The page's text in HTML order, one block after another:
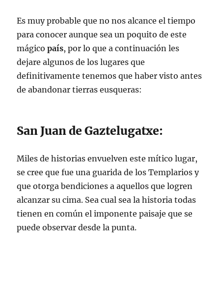
Es muy probable que no nos alcance el tiempo
para conocer aunque sea un poquito de este
mágicopaís, por lo que a continuación les
dejare algunos de los lugares que
definitivamente tenemos que haber visto antes
de abandonar tierras eusqueras:
San Juan de Gaztelugatxe:
Miles de historias envuelven este mítico lugar,
se cree que fue una guarida de los Templarios y
que otorga bendiciones a aquellos que logren
alcanzar su cima. Sea cual sea la historia todas
tienen en común el imponente paisaje que se
puede observar desde la punta.